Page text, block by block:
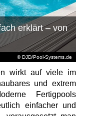
© DJD/Pool-Systems.de
erklärt – von
wirkt auf viele im
und extrem
Fertigpools
einfacher und